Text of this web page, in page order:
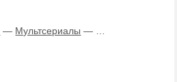
— Мультсериалы —